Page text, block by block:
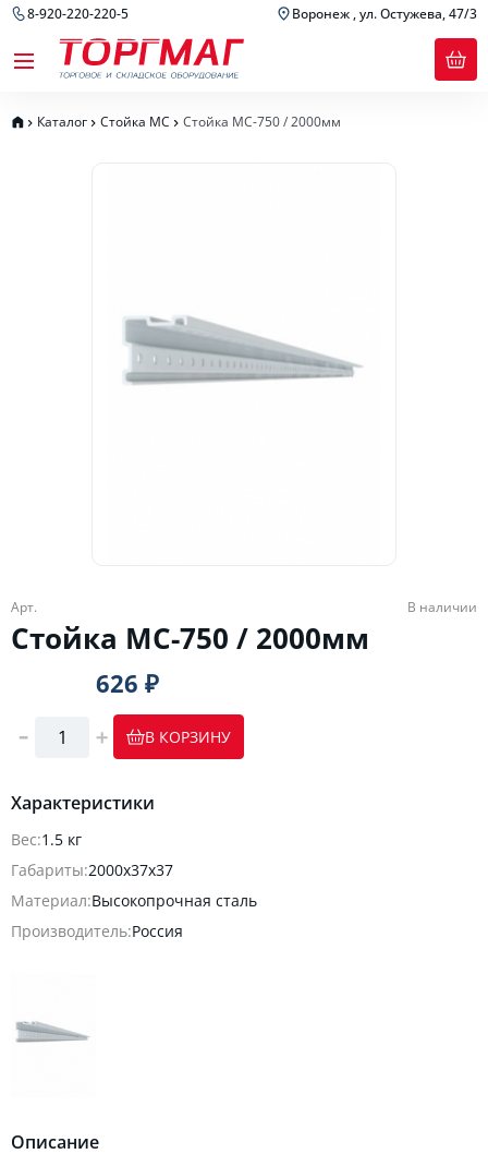
8-920-220-220-5 Воронеж , ул. Остужева, 47/3
Каталог Стойка МС Стойка МС-750 / 2000мм
Арт. В наличии
Стойка МС-750 / 2000мм
Характеристики
Вес:1.5 кг
Габариты:2000х37х37
Материал:Высокопрочная сталь
Производитель:Россия
626 ₽
В КОРЗИНУ
Описание